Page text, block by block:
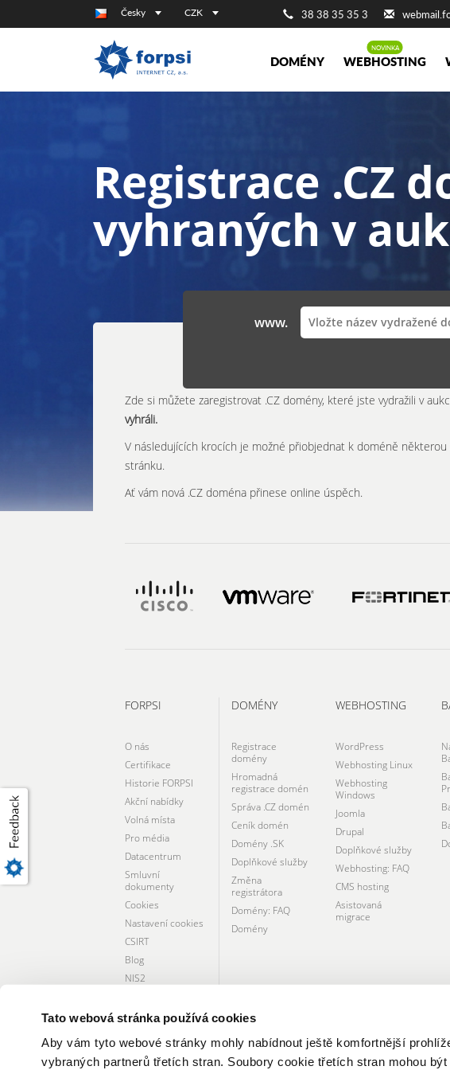
Tato webová stránka používá cookies
Aby vám tyto webové stránky mohly nabídnout ještě komfortnější
vybraných partnerů třetích stran. Soubory cookie třetích stran mohou
Registrace .CZ
vyhraných v
www.
Zde si můžete zaregistrovat .CZ domény, které jste vydražili v
vyhráli.
V následujících krocích je možné přiobjednat k doméně
stránku.
Ať vám nová .CZ doména přinese online úspěch.
FORPSI
O nás
Certifikace
Historie FORPSI
Akční nabídky
Volná místa
Pro média
Datacentrum
Smluvní
dokumenty
Cookies
Nastavení cookies
CSIRT
Blog
NIS2
DOMÉNY
Registrace
domény
Hromadná
registrace domén
Správa .CZ domén
Ceník domén
Domény .SK
Doplňkové služby
Změna
registrátora
Domény: FAQ
Domény
WEBHOSTING
WordPress
Webhosting Linux
Webhosting
Windows
Joomla
Drupal
Doplňkové služby
Webhosting: FAQ
CMS hosting
Asistovaná
migrace
CERTIFIKÁTY A SLUŽBY
Česky CZK 38 38 35 35 3
DOMÉNY WEBHOSTING